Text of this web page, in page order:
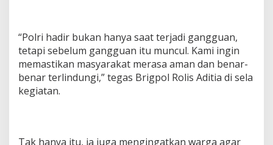
e
n
d
a
l
“Polri hadir bukan hanya saat terjadi gangguan,
tetapi sebelum gangguan itu muncul. Kami ingin
memastikan masyarakat merasa aman dan benar-
benar terlindungi,” tegas Brigpol Rolis Aditia di sela
kegiatan.
Tak hanya itu, ia juga mengingatkan warga agar